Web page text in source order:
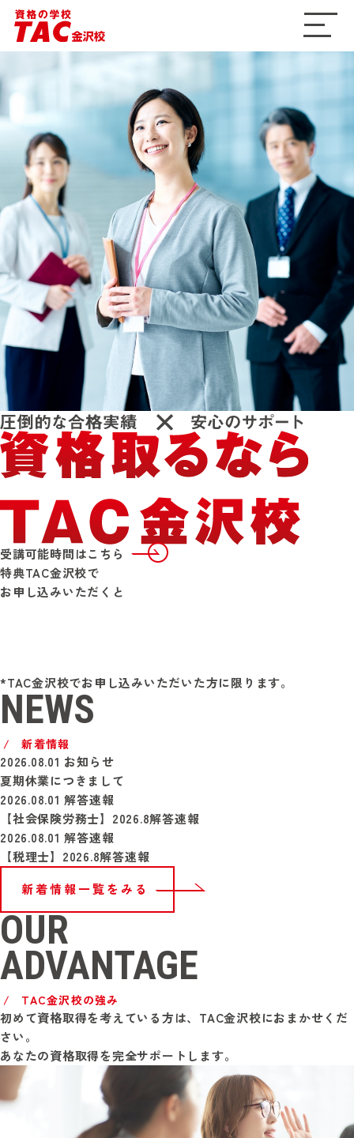
ME
NU
受講可能時間はこちら
特典TAC金沢校で
お申し込みいただくと
*TAC金沢校でお申し込みいただいた方に限ります。
NEWS
新着情報
2026.08.01 お知らせ
夏期休業につきまして
2026.08.01 解答速報
【社会保険労務士】2026.8解答速報
2026.08.01 解答速報
【税理士】2026.8解答速報
新着情報一覧をみる
OUR
ADVANTAGE
TAC金沢校の強み
初めて資格取得を考えている方は、TAC金沢校におまかせくだ
さい。
あなたの資格取得を完全サポートします。